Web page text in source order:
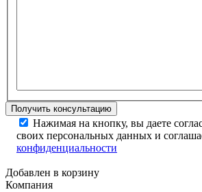
Нажимая на кнопку, вы даете
своих персональных данных и
конфиденциальности
Добавлен в корзину
Компания